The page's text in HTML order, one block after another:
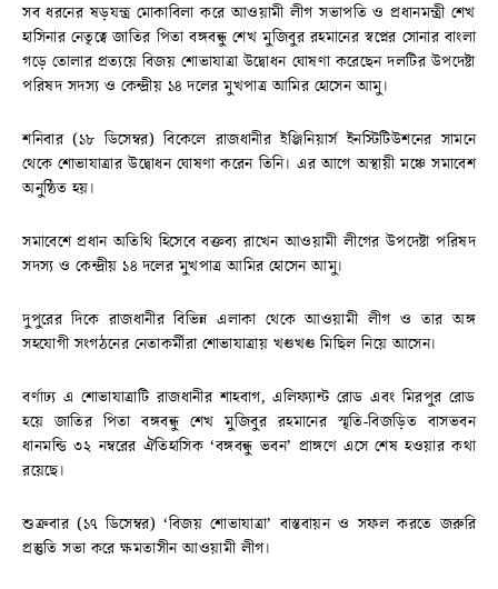
সব ধরনের ষড়যন্ত্র মোকাবিলা করে আওয়ামী লীগ সভাপতি ও প্রধানমন্ত্রী শেখ
হাসিনার নেতৃত্বে জাতির পিতা বঙ্গবন্ধু শেখ মুজিবুর রহমানের স্বপ্নের সোনার বাংলা
গড়ে তোলার প্রত্যয়ে বিজয় শোভাযাত্রা উদ্বোধন ঘোষণা করেছেন দলটির উপদেষ্টা
পরিষদ সদস্য ও কেন্দ্রীয় ১৪ দলের মুখপাত্র আমির হোসেন আমু।
শনিবার (১৮ ডিসেম্বর) বিকেলে রাজধানীর ইঞ্জিনিয়ার্স ইনস্টিটিউশনের সামনে
থেকে শোভাযাত্রার উদ্বোধন ঘোষণা করেন তিনি। এর আগে অস্থায়ী মঞ্চে সমাবেশ
অনুষ্ঠিত হয়।
সমাবেশে প্রধান অতিথি হিসেবে বক্তব্য রাখেন আওয়ামী লীগের উপদেষ্টা পরিষদ
সদস্য ও কেন্দ্রীয় ১৪ দলের মুখপাত্র আমির হোসেন আমু।
দুপুরের দিকে রাজধানীর বিভিন্ন এলাকা থেকে আওয়ামী লীগ ও তার অঙ্গ
সহযোগী সংগঠনের নেতাকর্মীরা শোভাযাত্রায় খণ্ডখণ্ড মিছিল নিয়ে আসেন।
বর্ণাঢ্য এ শোভাযাত্রাটি রাজধানীর শাহবাগ, এলিফ্যান্ট রোড এবং মিরপুর রোড
হয়ে জাতির পিতা বঙ্গবন্ধু শেখ মুজিবুর রহমানের স্মৃতি-বিজড়িত বাসভবন
ধানমন্ডি ৩২ নম্বরের ঐতিহাসিক ‘বঙ্গবন্ধু ভবন’ প্রাঙ্গণে এসে শেষ হওয়ার কথা
রয়েছে।
শুক্রবার (১৭ ডিসেম্বর) ‘বিজয় শোভাযাত্রা’ বাস্তবায়ন ও সফল করতে জরুরি
প্রস্তুতি সভা করে ক্ষমতাসীন আওয়ামী লীগ।